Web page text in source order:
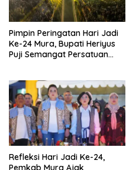
Pimpin Peringatan Hari Jadi
Ke-24 Mura, Bupati Heriyus
Puji Semangat Persatuan
Refleksi Hari Jadi Ke-24,
Pemkab Mura Ajak